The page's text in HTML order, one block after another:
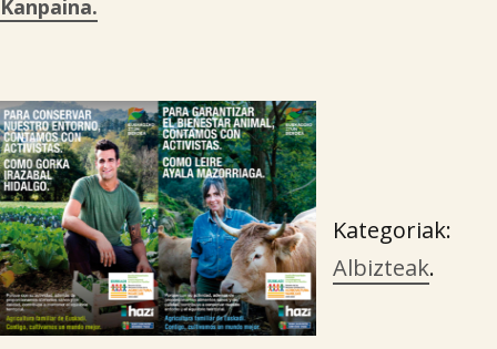
Kanpaina.
Kategoriak:
Albizteak.